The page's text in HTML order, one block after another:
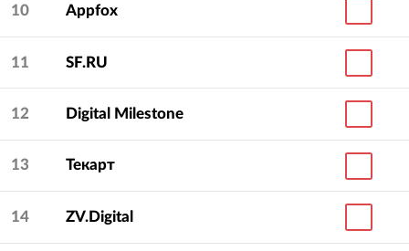
10 Appfox
11 SF.RU
12 Digital Milestone
13 Текарт
14 ZV.Digital